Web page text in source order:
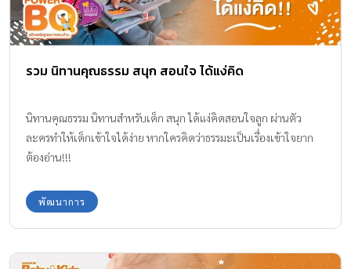
รวม นิทานคุณธรรม สนุก สอนใจ ได้แง่คิด
นิทานคุณธรรม นิทานสำหรับเด็ก สนุก ได้แง่คิดสอนใจลูก ผ่านตัว
ละครทำให้เด็กเข้าใจได้ง่าย หากใครคิดว่าธรรมะเป็นเรื่องเข้าใจยาก
ต้องอ่าน!!!
พัฒนาการ